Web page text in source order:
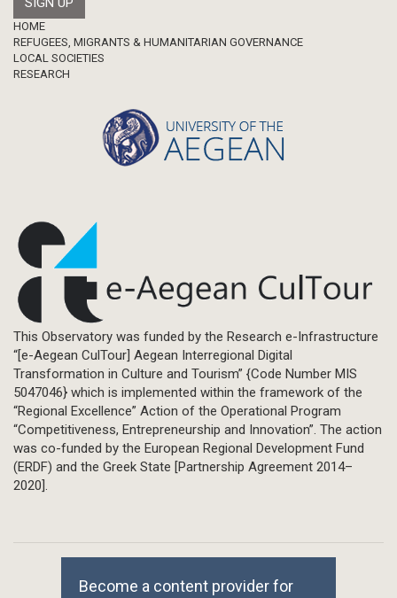
Footer
HOME
REFUGEES, MIGRANTS & HUMANITARIAN GOVERNANCE
LOCAL SOCIETIES
RESEARCH
This Observatory was funded by the Research e-Infrastructure
“[e-Aegean CulTour] Aegean Interregional Digital
Transformation in Culture and Tourism” {Code Number MIS
5047046} which is implemented within the framework of the
“Regional Excellence” Action of the Operational Program
“Competitiveness, Entrepreneurship and Innovation”. The action
was co-funded by the European Regional Development Fund
(ERDF) and the Greek State [Partnership Agreement 2014–
2020].
Become a content provider for